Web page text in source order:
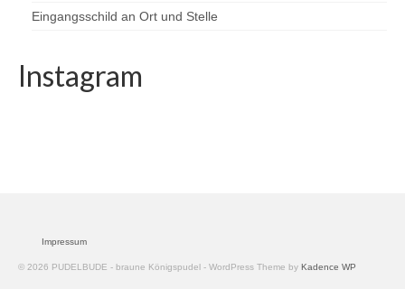
Eingangsschild an Ort und Stelle
Instagram
Impressum
© 2026 PUDELBUDE - braune Königspudel - WordPress Theme by Kadence WP